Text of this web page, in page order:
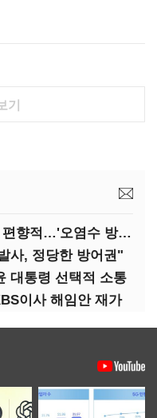
기
(나토 정상회의 결산)경제도 편향적…'오염수 방류'만 용인
사, 정당한 방어권"
대통령 선택적 소통
이사 해임안 재가